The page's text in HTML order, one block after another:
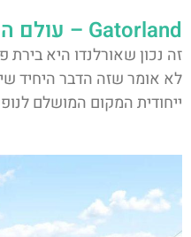
Gatorland – עולם התנינים
זה נכון שאורלנדו היא
לא אומר שזה הדבר היחיד
ייחודית המקום המושלם